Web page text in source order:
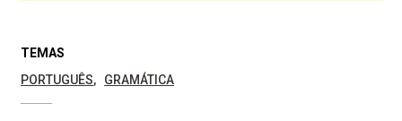
TEMAS
PORTUGUÊS
GRAMÁTICA